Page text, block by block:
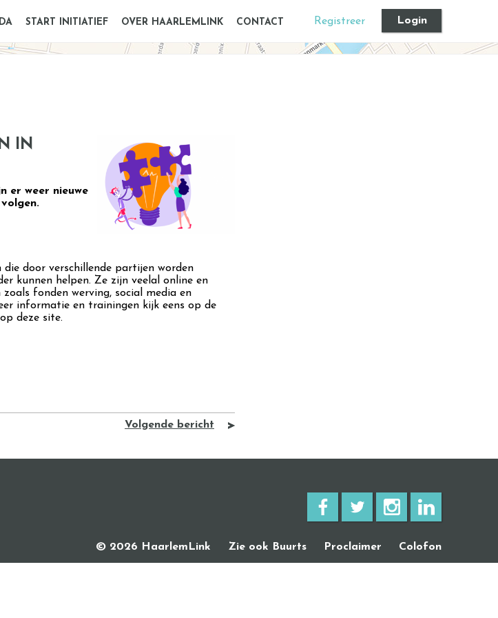
START INITIATIEF OVER HAARLEMLINK CONTACT Registreer Login
IN
er weer nieuwe
door verschillende partijen worden
kunnen helpen. Ze zijn veelal online en
fonden werving, social media en
informatie en trainingen kijk eens op de
op deze site.
Volgende bericht
© 2026 HaarlemLink Zie ook Buurts Proclaimer Colofon